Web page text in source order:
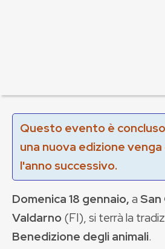
Questo evento è
una nuova edizione
l'anno successivo.
Domenica 18 gennaio,aSan
Valdarno(FI), si terrà la
Benedizione degli animali.